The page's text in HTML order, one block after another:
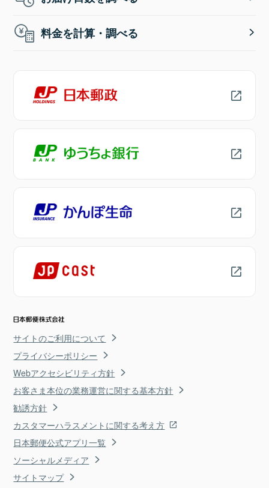
料金を計算・調べる
サイトのご利用について
プライバシーポリシー
Webアクセシビリティ方針
お客さま本位の業務運営に関する基本方針
勧誘方針
カスタマーハラスメントに関する考え方
日本郵便公式アプリ一覧
ソーシャルメディア
サイトマップ